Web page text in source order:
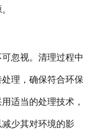
忽视。清理过程中
理，确保符合环保
适当的处理技术，
少其对环境的影